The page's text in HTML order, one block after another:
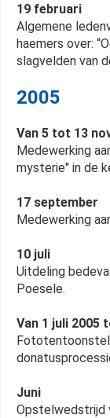
19 februari
Algemene
haemers over:
slagvelden van
2005
Van 5 tot 13
Medewerking
mysterie" in de
17 september
Medewerking
10 juli
Uitdeling
Poesele.
Van 1 juli 2005
Juni
Opstelwedstrijd